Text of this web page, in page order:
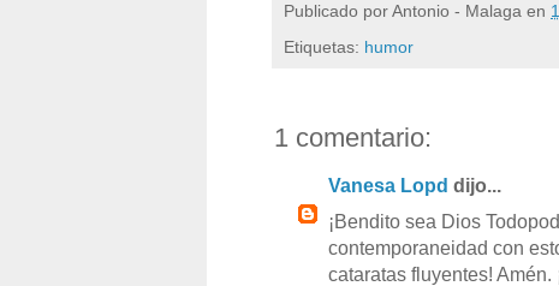
Publicado porAntonio - Malaga en
Etiquetas: humor
1 comentario:
Vanesa Lopd dijo...
¡Bendito sea Dios
contemporaneidad con
cataratas fluyentes! Amén.